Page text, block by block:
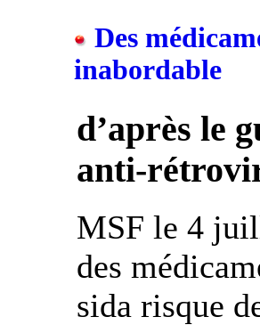
Des
inabordable
d’après le
anti-
MSF le 4
des
sida risque